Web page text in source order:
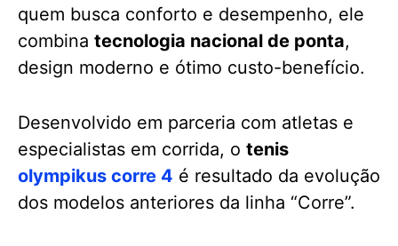
quem busca conforto e desempenho, ele
combina tecnologia nacional de ponta,
design moderno e ótimo custo-benefício.
Desenvolvido em parceria com atletas e
especialistas em corrida, o tenis
olympikus corre 4 é resultado da evolução
dos modelos anteriores da linha “Corre”.